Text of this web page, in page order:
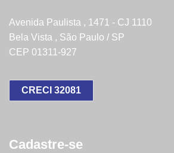
Avenida Paulista , 1471 - CJ 1110
Bela Vista , São Paulo / SP
CEP 01311-927
CRECI 32081
Cadastre-se